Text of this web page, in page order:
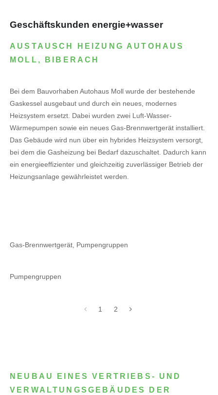
Geschäftskunden energie+wasser
AUSTAUSCH HEIZUNG AUTOHAUS
MOLL, BIBERACH
Bei dem Bauvorhaben Autohaus Moll wurde der bestehende
Gaskessel ausgebaut und durch ein neues, modernes
Heizsystem ersetzt. Dabei wurden zwei Luft-Wasser-
Wärmepumpen sowie ein neues Gas-Brennwertgerät installiert.
Das Gebäude wird nun über ein hybrides Heizsystem versorgt,
bei dem die Gasheizung bei Bedarf dazuschaltet. Dadurch kann
ein energieeffizienter und gleichzeitig zuverlässiger Betrieb der
Heizungsanlage gewährleistet werden.
Gas-Brennwertgerät, Pumpengruppen
Pumpengruppen
1 2
NEUBAU EINES VERTRIEBS- UND
VERWALTUNGSGEBÄUDES DER